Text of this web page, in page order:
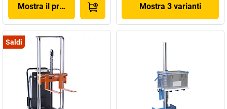
Mostra il prodotto Mostra 3 varianti
Saldi